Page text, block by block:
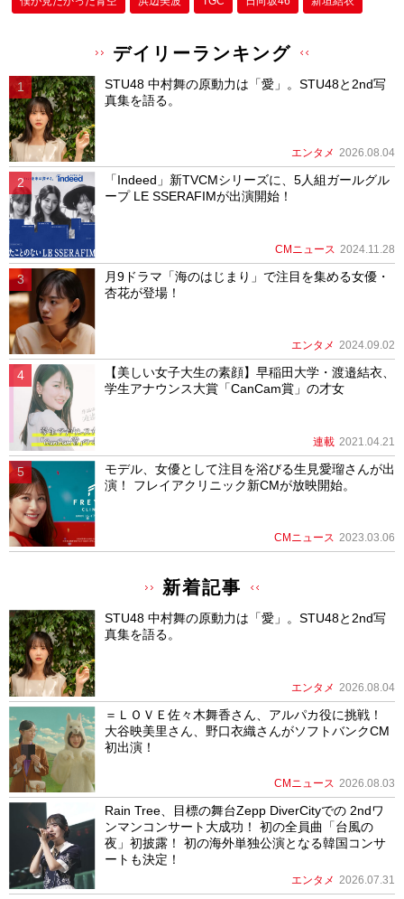
デイリーランキング
STU48 中村舞の原動力は「愛」。STU48と2nd写
真集を語る。
エンタメ 2026.08.04
「Indeed」新TVCMシリーズに、5人組ガールグル
ープ LE SSERAFIMが出演開始！
CMニュース 2024.11.28
月9ドラマ「海のはじまり」で注目を集める女優・
杏花が登場！
エンタメ 2024.09.02
【美しい女子大生の素顔】早稲田大学・渡邉結衣、
学生アナウンス大賞「CanCam賞」の才女
連載 2021.04.21
モデル、女優として注目を浴びる生見愛瑠さんが出
演！ フレイアクリニック新CMが放映開始。
CMニュース 2023.03.06
新着記事
STU48 中村舞の原動力は「愛」。STU48と2nd写
真集を語る。
エンタメ 2026.08.04
＝ＬＯＶＥ佐々木舞香さん、アルパカ役に挑戦！
大谷映美里さん、野口衣織さんがソフトバンクCM
初出演！
CMニュース 2026.08.03
Rain Tree、目標の舞台Zepp DiverCityでの 2ndワ
ンマンコンサート大成功！ 初の全員曲「台風の
夜」初披露！ 初の海外単独公演となる韓国コンサ
ートも決定！
エンタメ 2026.07.31